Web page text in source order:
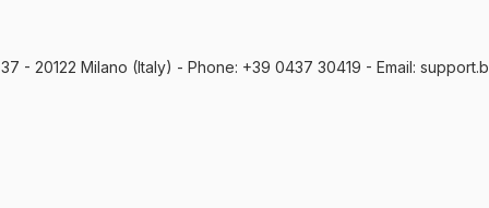
- 20122 Milano (Italy) - Phone: +39 0437 30419 - Email: